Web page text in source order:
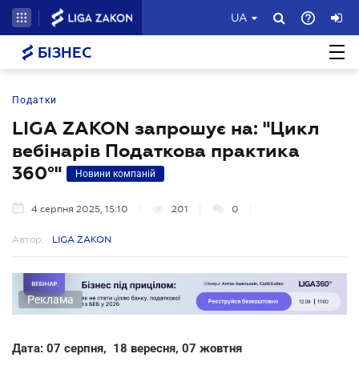
UA
БІЗНЕС
Податки
LIGA ZAKON запрошує на: "Цикл
вебінарів Податкова практика
360°"
Новини компаній
4 серпня 2025, 15:10 201 0
Автор: LIGA ZAKON
Реклама
Дата: 07 серпня, 18 вересня, 07 жовтня